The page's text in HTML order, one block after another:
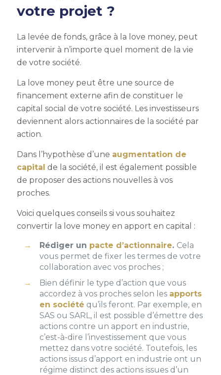
votre projet ?
La levée de fonds, grâce à la love money, peut
intervenir à n’importe quel moment de la vie
de votre société.
La love money peut être une source de
financement externe afin de constituer le
capital social de votre société. Les investisseurs
deviennent alors actionnaires de la société par
action.
Dans l’hypothèse d’une augmentation de
capital de la société, il est également possible
de proposer des actions nouvelles à vos
proches.
Voici quelques conseils si vous souhaitez
convertir la love money en apport en capital :
Rédiger un pacte d’actionnaire. Cela
vous permet de fixer les termes de votre
collaboration avec vos proches ;
Bien définir le type d’action que vous
accordez à vos proches selon les apports
en société qu’ils feront. Par exemple, en
SAS ou SARL, il est possible d’émettre des
actions contre un apport en industrie,
c’est-à-dire l’investissement que vous
mettez dans votre société. Toutefois, les
actions issus d’apport en industrie ont un
régime distinct des actions issues d’un